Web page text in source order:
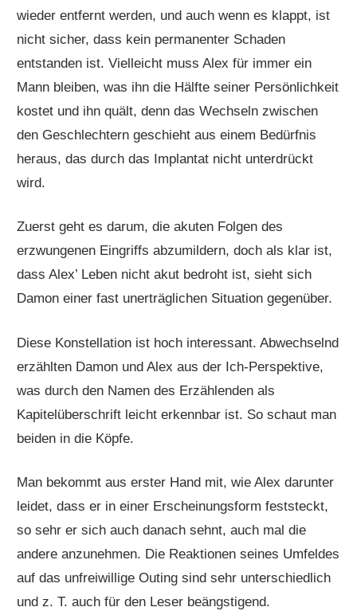
wieder entfernt werden, und auch wenn es klappt, ist
nicht sicher, dass kein permanenter Schaden
entstanden ist. Vielleicht muss Alex für immer ein
Mann bleiben, was ihn die Hälfte seiner Persönlichkeit
kostet und ihn quält, denn das Wechseln zwischen
den Geschlechtern geschieht aus einem Bedürfnis
heraus, das durch das Implantat nicht unterdrückt
wird.
Zuerst geht es darum, die akuten Folgen des
erzwungenen Eingriffs abzumildern, doch als klar ist,
dass Alex’ Leben nicht akut bedroht ist, sieht sich
Damon einer fast unerträglichen Situation gegenüber.
Diese Konstellation ist hoch interessant. Abwechselnd
erzählten Damon und Alex aus der Ich-Perspektive,
was durch den Namen des Erzählenden als
Kapitelüberschrift leicht erkennbar ist. So schaut man
beiden in die Köpfe.
Man bekommt aus erster Hand mit, wie Alex darunter
leidet, dass er in einer Erscheinungsform feststeckt,
so sehr er sich auch danach sehnt, auch mal die
andere anzunehmen. Die Reaktionen seines Umfeldes
auf das unfreiwillige Outing sind sehr unterschiedlich
und z. T. auch für den Leser beängstigend.